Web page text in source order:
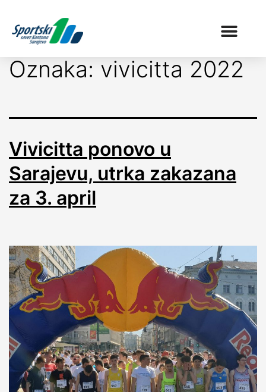
Oznaka: vivicitta 2022
Vivicitta ponovo u
Sarajevu, utrka zakazana
za 3. april